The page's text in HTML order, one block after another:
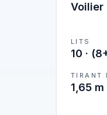
Voilier
LITS
10 ·
TIRANT
1,65 m